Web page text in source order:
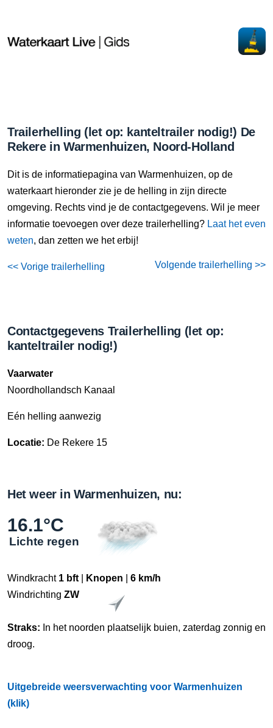
Trailerhelling (let op: kanteltrailer nodig!) De
Rekere in Warmenhuizen, Noord-Holland
Dit is de informatiepagina van Warmenhuizen, op de
waterkaart hieronder zie je de helling in zijn directe
omgeving. Rechts vind je de contactgegevens. Wil je meer
informatie toevoegen over deze trailerhelling? Laat het even
weten, dan zetten we het erbij!
<< Vorige trailerhelling Volgende trailerhelling >>
Contactgegevens Trailerhelling (let op:
kanteltrailer nodig!)
Vaarwater
Noordhollandsch Kanaal
Eén helling aanwezig
Locatie: De Rekere 15
Het weer in Warmenhuizen, nu:
16.1°C
Lichte regen
Windkracht 1 bft Knopen
6 km/h
Windrichting ZW
Straks: In het noorden plaatselijk buien, zaterdag zonnig en
droog.
Uitgebreide weersverwachting voor Warmenhuizen
(klik)